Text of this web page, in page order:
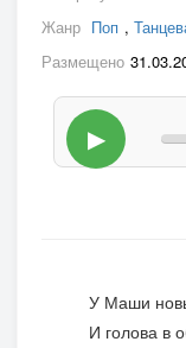
Жанр Поп ,
Размещено
▶
У Маши
И голова в